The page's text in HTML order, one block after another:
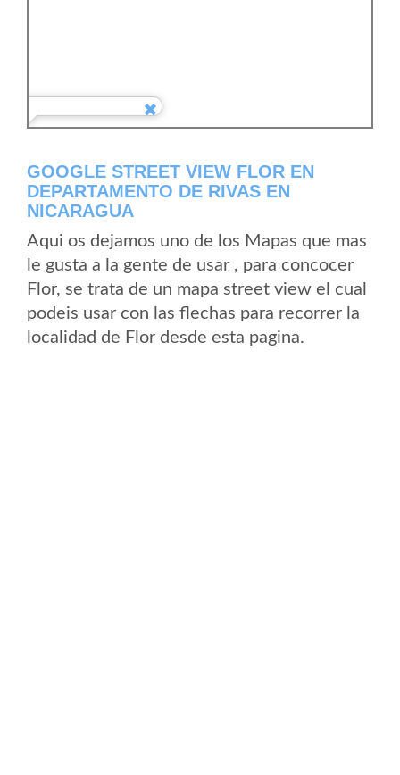
GOOGLE STREET VIEW FLOR EN
DEPARTAMENTO DE RIVAS EN
NICARAGUA
Aqui os dejamos uno de los Mapas que mas
le gusta a la gente de usar , para concocer
Flor, se trata de un mapa street view el cual
podeis usar con las flechas para recorrer la
localidad de Flor desde esta pagina.